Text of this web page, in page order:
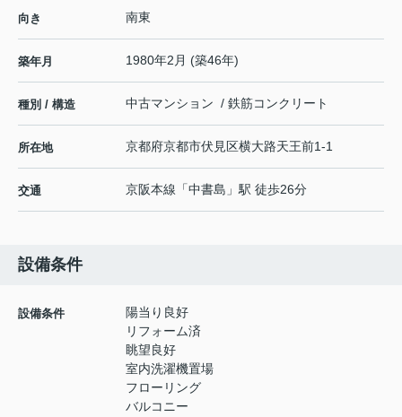
向き 南東
築年月 1980年2月 (築46年)
種別 / 構造 中古マンション / 鉄筋コンクリート
所在地 京都府京都市伏見区横大路天王前1-1
交通 京阪本線 「中書島 」駅 徒歩26分
設備条件
設備条件
陽当り良好
リフォーム済
眺望良好
室内洗濯機置場
フローリング
バルコニー